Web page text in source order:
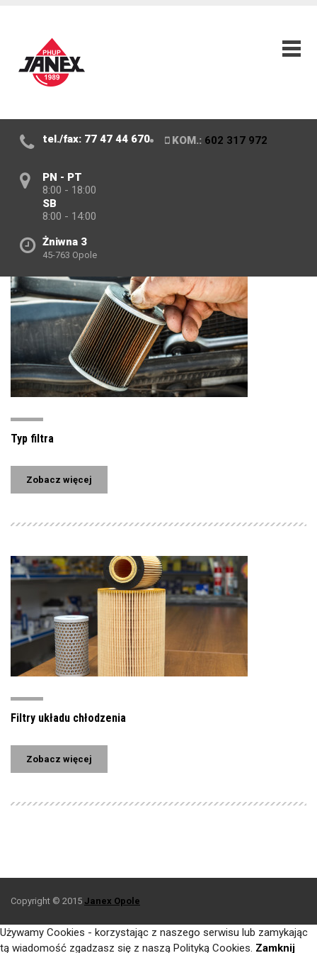
tel./fax: 77 47 44 670 KOM.: 602 317 972
PN - PT
8:00 - 18:00
SB
8:00 - 14:00
Żniwna 3
45-763 Opole
Typ filtra
Zobacz więcej
Filtry układu chłodzenia
Zobacz więcej
Copyright © 2015 Janex Opole
Używamy Cookies - korzystając z naszego serwisu lub zamykając
tą wiadomość zgadzasz się z naszą Polityką Cookies. Zamknij